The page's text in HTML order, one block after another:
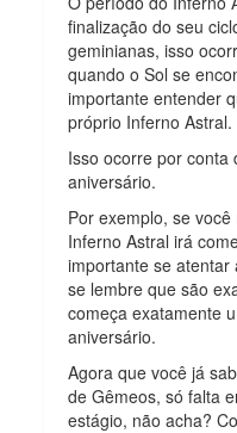
finalização do seu
geminianas, isso
quando o Sol se
importante entender
próprio Inferno Astral.
Isso ocorre por conta
aniversário.
Por exemplo, se
Inferno Astral irá
importante se
se lembre que são
começa exatamente
aniversário.
Agora que você já
de Gêmeos, só falta
estágio, não acha?